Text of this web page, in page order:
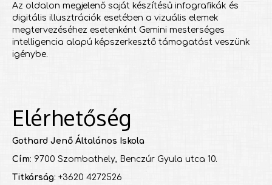
Az oldalon megjelenő saját készítésű infografikák és
digitális illusztrációk esetében a vizuális elemek
megtervezéséhez esetenként Gemini mesterséges
intelligencia alapú képszerkesztő támogatást veszünk
igénybe.
Elérhetőség
Gothard Jenő Általános Iskola
Cím: 9700 Szombathely, Benczúr Gyula utca 10.
Titkárság: +3620 4272526